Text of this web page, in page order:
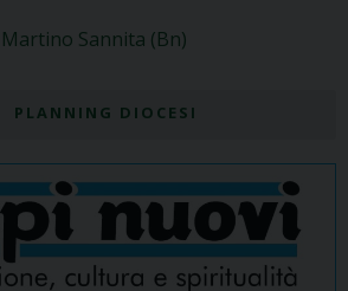
Sannita (Bn)
PLANNING DIOCESI